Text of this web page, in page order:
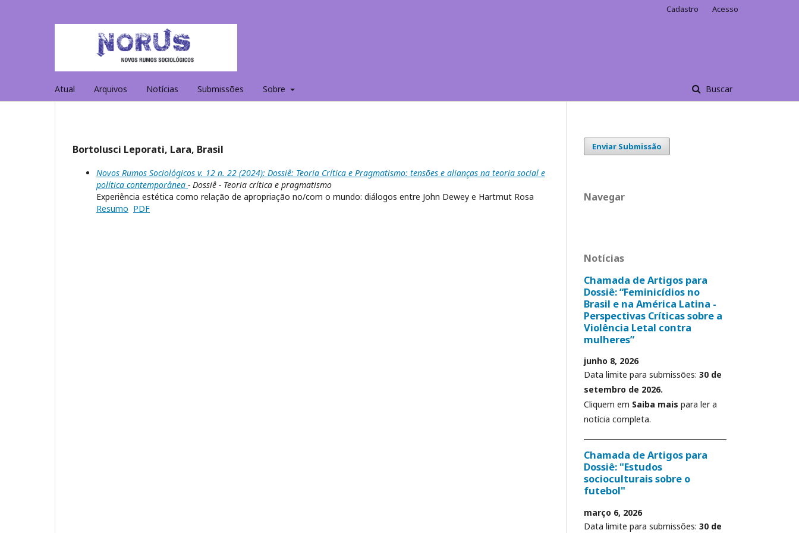
Atual Arquivos Notícias Submissões Sobre Buscar
Cadastro Acesso
Bortolusci Leporati, Lara, Brasil
Novos Rumos Sociológicos v. 12 n. 22 (2024): Dossiê: Teoria Crítica e Pragmatismo: tensões e alianças na teoria social e
política contemporânea - Dossiê - Teoria crítica e pragmatismo
Experiência estética como relação de apropriação no/com o mundo: diálogos entre John Dewey e Hartmut Rosa
Resumo PDF
Enviar Submissão
Navegar
Notícias
Chamada de Artigos para
Dossiê: “Feminicídios no
Brasil e na América Latina -
Perspectivas Críticas sobre a
Violência Letal contra
mulheres”
junho 8, 2026
Data limite para submissões: 30 de
setembro de 2026.
Cliquem em Saiba mais para ler a
notícia completa.
Chamada de Artigos para
Dossiê: "Estudos
socioculturais sobre o
futebol"
março 6, 2026
Data limite para submissões: 30 de